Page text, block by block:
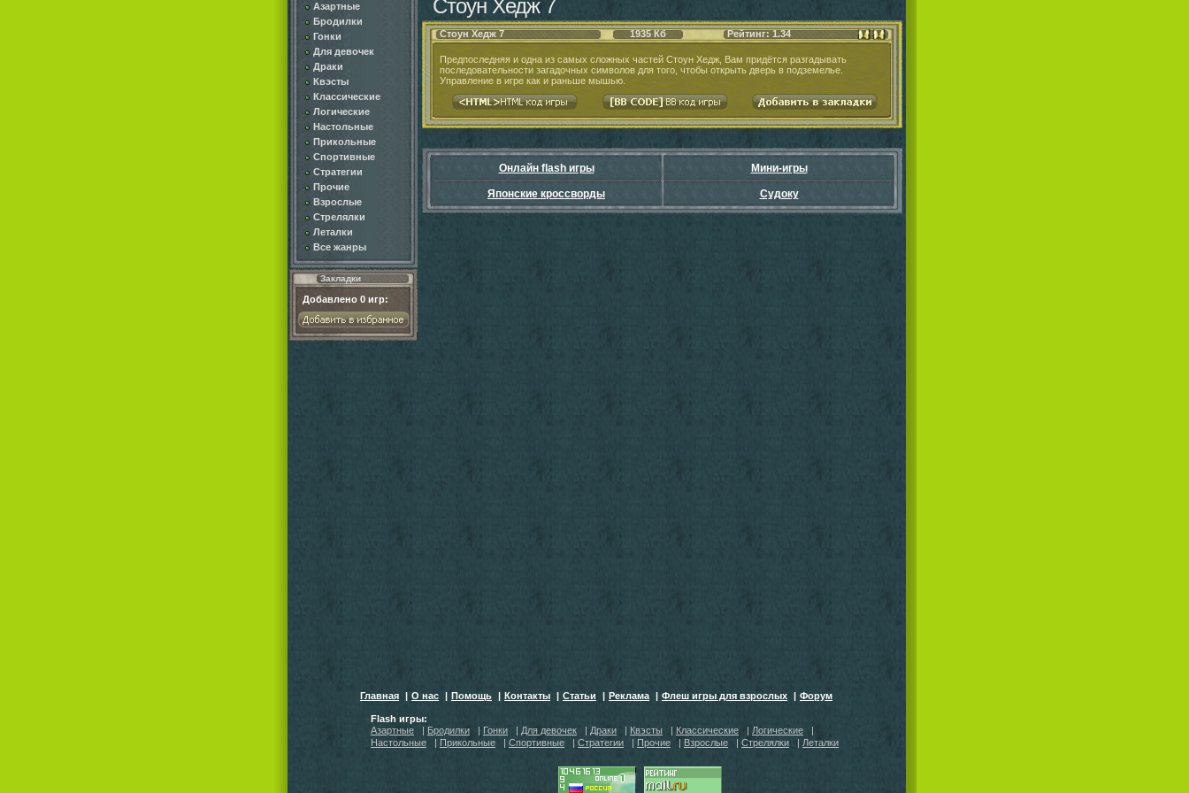
Азартные
Бродилки
Гонки
Для девочек
Драки
Квэсты
Классические
Логические
Настольные
Прикольные
Спортивные
Стратегии
Прочие
Взрослые
Стрелялки
Леталки
Все жанры
Закладки
Добавлено 0 игр:
Стоун Хедж 7
Стоун Хедж 7 1935 Кб Рейтинг: 1.34
Предпоследняя и одна из самых сложных частей Стоун Хедж, Вам придётся разгадывать
последовательности загадочных символов для того, чтобы открыть дверь в подземелье.
Управление в игре как и раньше мышью.
Онлайн flash игры Мини-игры
Японские кроссворды Судоку
Главная | О нас | Помощь | Контакты | Статьи | Реклама | Флеш игры для взрослых | Форум
Flash игры:
Азартные
| Бродилки | Гонки | Для девочек | Драки | Квэсты | Классические | Логические
|
Настольные
| Прикольные | Спортивные | Стратегии | Прочие | Взрослые | Стрелялки | Леталки